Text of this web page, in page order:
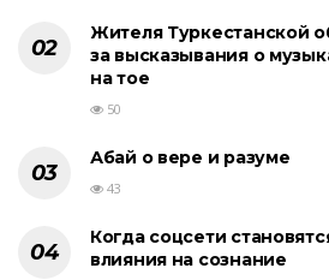
Жителя Туркестанской
за высказывания о
на тое
50
Абай о вере и разуме
43
Когда соцсети
влияния на сознание